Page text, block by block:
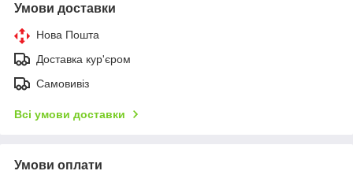
Умови доставки
Нова Пошта
Доставка кур'єром
Самовивіз
Всі умови доставки
Умови оплати